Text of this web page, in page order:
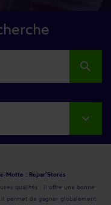
search
Motte : Repar’Stores
qualités : il offre une bonne
permet de gagner globalement